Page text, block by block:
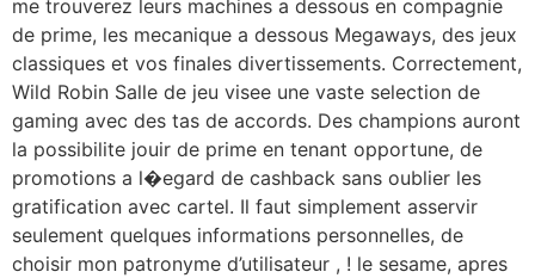
me trouverez leurs machines a dessous en compagnie
de prime, les mecanique a dessous Megaways, des jeux
classiques et vos finales divertissements. Correctement,
Wild Robin Salle de jeu visee une vaste selection de
gaming avec des tas de accords. Des champions auront
la possibilite jouir de prime en tenant opportune, de
promotions a l�egard de cashback sans oublier les
gratification avec cartel. Il faut simplement asservir
seulement quelques informations personnelles, de
choisir mon patronyme d’utilisateur , ! le sesame, apres